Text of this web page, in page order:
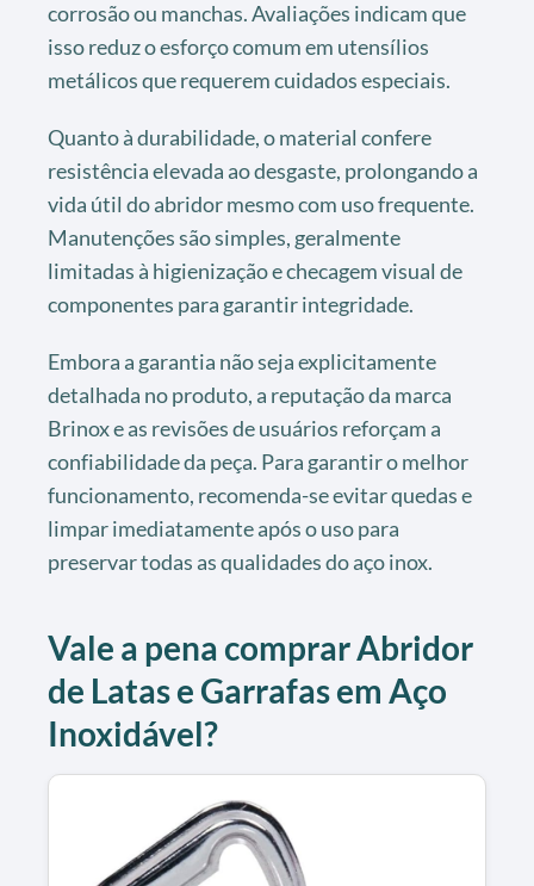
corrosão ou manchas. Avaliações indicam que
isso reduz o esforço comum em utensílios
metálicos que requerem cuidados especiais.
Quanto à durabilidade, o material confere
resistência elevada ao desgaste, prolongando a
vida útil do abridor mesmo com uso frequente.
Manutenções são simples, geralmente
limitadas à higienização e checagem visual de
componentes para garantir integridade.
Embora a garantia não seja explicitamente
detalhada no produto, a reputação da marca
Brinox e as revisões de usuários reforçam a
confiabilidade da peça. Para garantir o melhor
funcionamento, recomenda-se evitar quedas e
limpar imediatamente após o uso para
preservar todas as qualidades do aço inox.
Vale a pena comprar Abridor
de Latas e Garrafas em Aço
Inoxidável?